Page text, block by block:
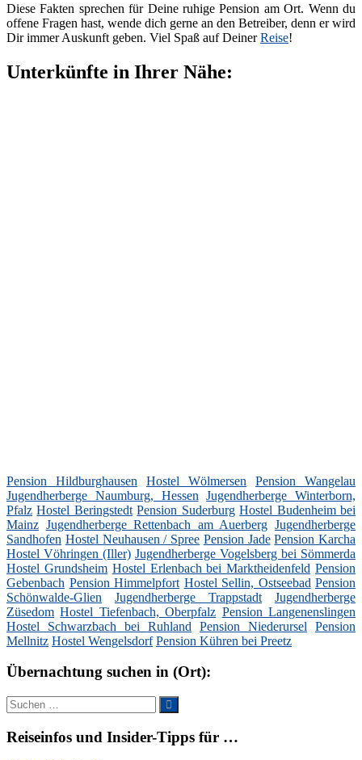
Diese Fakten sprechen für Deine ruhige Pension am Ort. Wenn du
offene Fragen hast, wende dich gerne an den Betreiber, denn er wird
Dir immer Auskunft geben. Viel Spaß auf DeinerReise!
Unterkünfte in Ihrer Nähe:
Pension Hildburghausen Hostel Wölmersen
Pension Wangelau
Jugendherberge Naumburg, Hessen
Jugendherberge Winterborn,
Pfalz Hostel Beringstedt Pension Suderburg Hostel Budenheim bei
Mainz Jugendherberge Rettenbach am Auerberg Jugendherberge
Sandhofen Hostel Neuhausen / Spree Pension Jade Pension Karcha
Hostel Vöhringen (Iller) Jugendherberge Vogelsberg bei Sömmerda
Hostel Grundsheim Hostel Erlenbach bei Marktheidenfeld Pension
Gebenbach Pension Himmelpfort Hostel Sellin, Ostseebad Pension
Schönwalde-Glien
Jugendherberge Trappstadt
Jugendherberge
Züsedom Hostel Tiefenbach, Oberpfalz Pension Langenenslingen
Hostel Schwarzbach bei Ruhland
Pension Niederursel
Pension
Mellnitz Hostel Wengelsdorf Pension Kühren bei Preetz
Übernachtung suchen in (Ort):
Suche
nach:
Suchen
Reiseinfos und Insider-Tipps für …